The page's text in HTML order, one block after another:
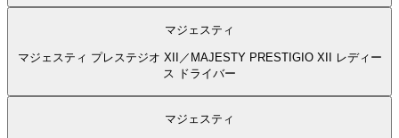
マジェスティ
マジェスティ プレステジオ XII／MAJESTY PRESTIGIO XII レディー
ス ドライバー
マジェスティ